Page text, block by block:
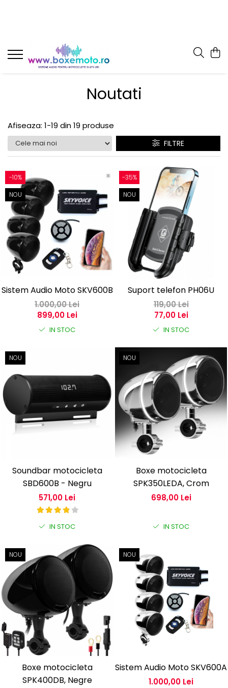
Noutati
Afiseaza: 1-19 din19 produse
FILTRE
-10%
NOU
Sistem Audio Moto SKV600B
1.000,00 Lei
899,00 Lei
IN STOC
-35%
NOU
Suport telefon PH06U
119,00 Lei
77,00 Lei
IN STOC
NOU
Soundbar motocicleta
SBD600B - Negru
571,00 Lei
IN STOC
NOU
Boxe motocicleta
SPK350LEDA, Crom
698,00 Lei
IN STOC
NOU
Boxe motocicleta
SPK400DB, Negre
NOU
Sistem Audio Moto SKV600A
1.000,00 Lei